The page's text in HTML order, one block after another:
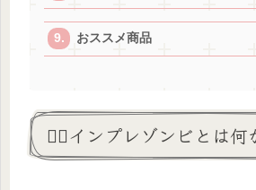
おススメ商品
🧟‍♂️インプレゾンビとは何